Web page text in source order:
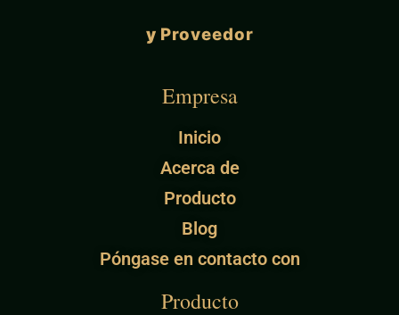
y Proveedor
Empresa
Inicio
Acerca de
Producto
Blog
Póngase en contacto con
Producto